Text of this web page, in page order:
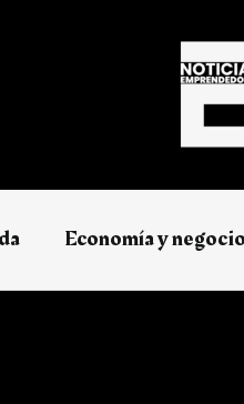
Economía y